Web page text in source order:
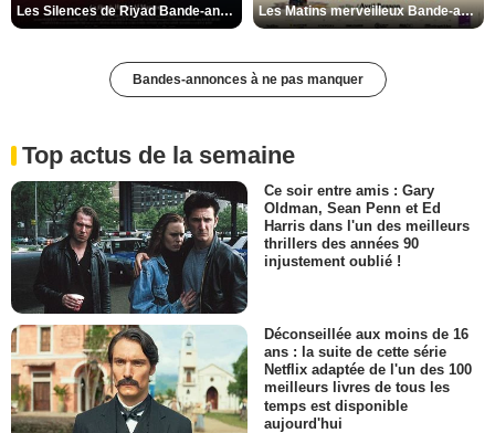
Les Silences de Riyad Bande-annonce VO STFR Les Matins merveilleux Bande-annonce VF
Bandes-annonces à ne pas manquer
Top actus de la semaine
Ce soir entre amis : Gary
Oldman, Sean Penn et Ed
Harris dans l'un des meilleurs
thrillers des années 90
injustement oublié !
Déconseillée aux moins de 16
ans : la suite de cette série
Netflix adaptée de l'un des 100
meilleurs livres de tous les
temps est disponible
aujourd'hui